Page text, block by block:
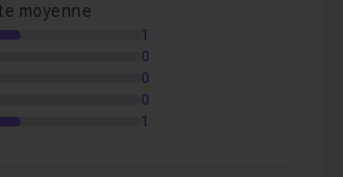
56s
moyenne
1
0
0
0
1